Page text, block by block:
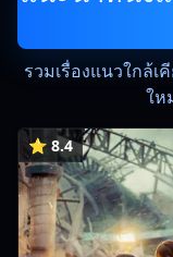
รวมเรื่องแนวใกล้เ
ให
⭐ 8.4